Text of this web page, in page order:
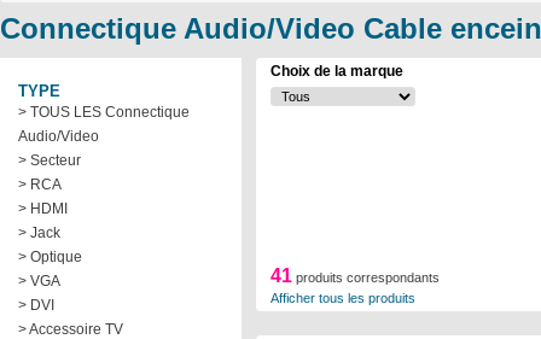
Connectique Audio/Video Cable
TYPE
> TOUS LES Connectique
Audio/Video
> Secteur
> RCA
> HDMI
> Jack
> Optique
> VGA
> DVI
> Accessoire TV
Choix de la marque
41 produits correspondants
Afficher tous les produits